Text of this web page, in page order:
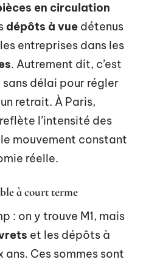
en circulation
dépôts à vue détenus
entreprises dans les
. Autrement dit, c’est
délai pour régler
retrait. À Paris,
l’intensité des
mouvement constant
réelle.
à court terme
: on y trouve M1, mais
et les dépôts à
Ces sommes sont